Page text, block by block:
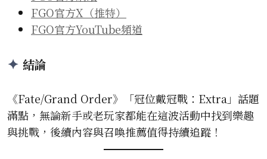
FGO官方X（推特）
FGO官方YouTube頻道
結論
《Fate/Grand Order》「冠位戴冠戰：Extra」話題
滿點，無論新手或老玩家都能在這波活動中找到樂趣
與挑戰，後續內容與召喚推薦值得持續追蹤！